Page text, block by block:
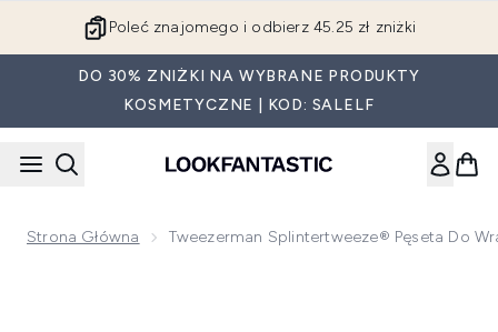
Poleć znajomego i odbierz 45.25 zł zniżki
DO 30% ZNIŻKI NA WYBRANE PRODUKTY
KOSMETYCZNE | KOD: SALELF
Strona Główna Tweezerman Splintertweeze® Pęseta Do